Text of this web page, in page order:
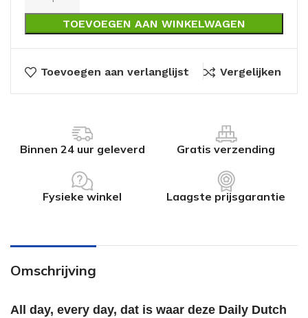
TOEVOEGEN AAN WINKELWAGEN
Toevoegen aan verlanglijst Vergelijken
Binnen 24 uur geleverd Gratis verzending
Fysieke winkel Laagste prijsgarantie
Omschrijving
All day, every day, dat is waar deze Daily Dutch